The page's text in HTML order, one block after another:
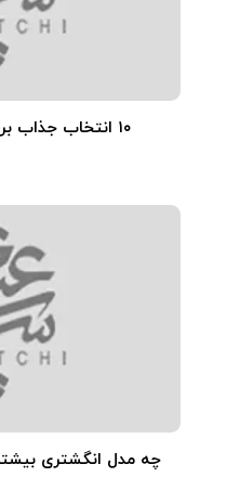
۱۰ انتخاب جذاب برای خرید انگشتر طلا
چه مدل انگشتری